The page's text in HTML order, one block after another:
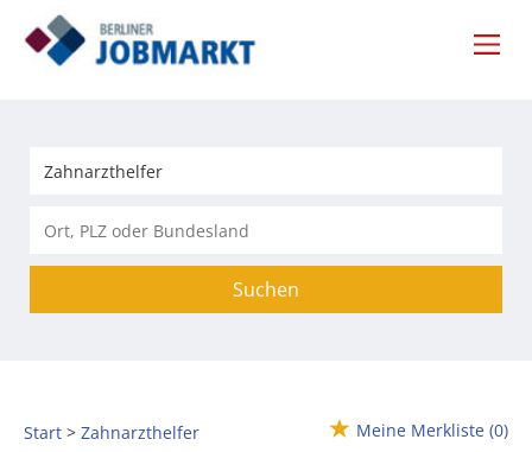
Suchen
Start Zahnarzthelfer Meine Merkliste (0)